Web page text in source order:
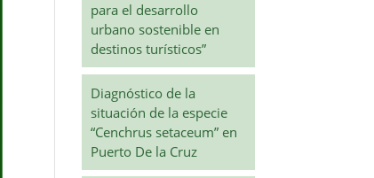
para el desarrollo
urbano sostenible en
destinos turísticos”
Diagnóstico de la
situación de la especie
“Cenchrus setaceum” en
Puerto De la Cruz